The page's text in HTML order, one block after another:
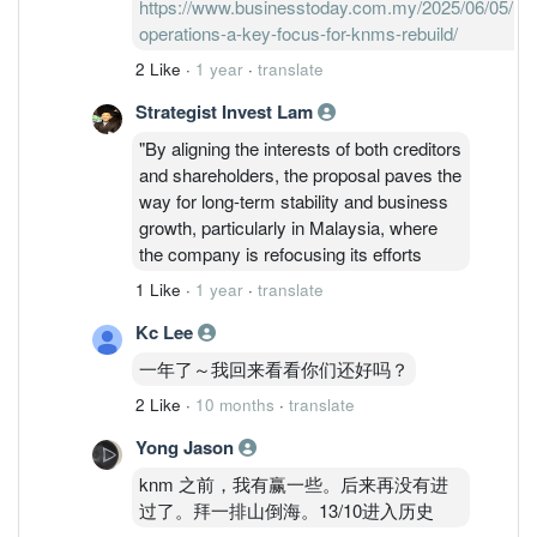
经派了 管理层超棒也得到认可 就看接下
来外围的票陆续陆续回收
https://www.businesstoday.com.my/2025/06/05/
operations-a-key-focus-for-knms-rebuild/
2 Like · 1 year · translate
Strategist Invest Lam
"By aligning the interests of both creditors
and shareholders, the proposal paves the
way for long-term stability and business
growth, particularly in Malaysia, where
the company is refocusing its efforts
1 Like · 1 year · translate
Kc Lee
一年了～我回来看看你们还好吗？
2 Like · 10 months · translate
Yong Jason
knm 之前，我有赢一些。后来再没有进
过了。拜一排山倒海。13/10进入历史